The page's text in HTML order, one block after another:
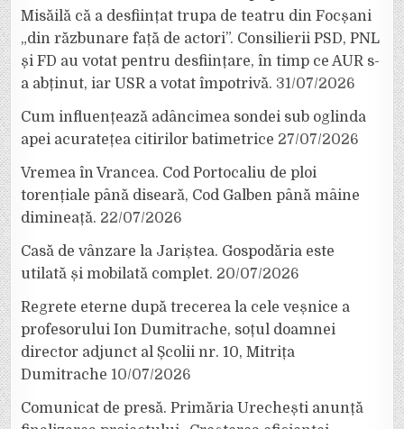
Misăilă că a desființat trupa de teatru din Focșani
„din răzbunare față de actori”. Consilierii PSD, PNL
și FD au votat pentru desființare, în timp ce AUR s-
a abținut, iar USR a votat împotrivă. 31/07/2026
Cum influențează adâncimea sondei sub oglinda
apei acuratețea citirilor batimetrice 27/07/2026
Vremea în Vrancea. Cod Portocaliu de ploi
torențiale până diseară, Cod Galben până mâine
dimineață. 22/07/2026
Casă de vânzare la Jariștea. Gospodăria este
utilată și mobilată complet. 20/07/2026
Regrete eterne după trecerea la cele veșnice a
profesorului Ion Dumitrache, soțul doamnei
director adjunct al Școlii nr. 10, Mitrița
Dumitrache 10/07/2026
Comunicat de presă. Primăria Urechești anunță